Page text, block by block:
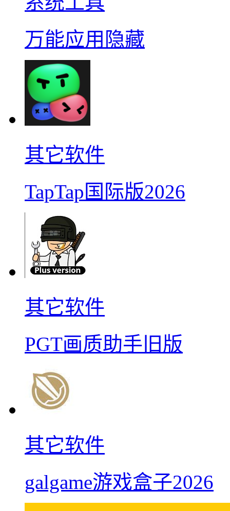
万能应用隐藏
其它软件
TapTap国际版2026
其它软件
PGT画质助手旧版
其它软件
galgame游戏盒子2026